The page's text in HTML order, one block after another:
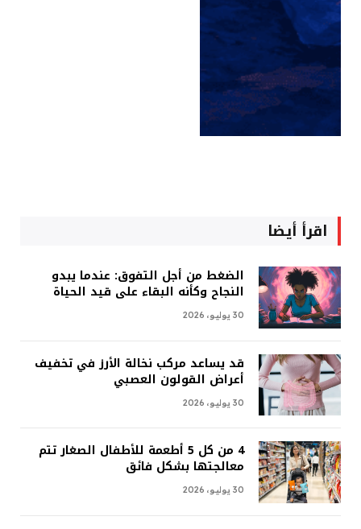
اقرأ أيضا
الضغط من أجل التفوق: عندما يبدو
النجاح وكأنه البقاء على قيد الحياة
30 يوليو، 2026
قد يساعد مركب نخالة الأرز في تخفيف
أعراض القولون العصبي
30 يوليو، 2026
4 من كل 5 أطعمة للأطفال الصغار تتم
معالجتها بشكل فائق
30 يوليو، 2026